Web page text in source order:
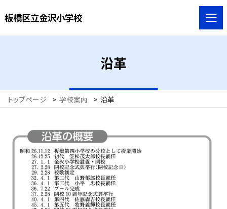
板橋区立金沢小学校
沿革
トップページ > 学校案内 > 沿革